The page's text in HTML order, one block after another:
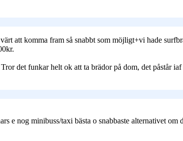
att komma fram så snabbt som möjligt+vi hade
det funkar helt ok att ta brädor på dom, det påstår
e nog minibuss/taxi bästa o snabbaste alternativet